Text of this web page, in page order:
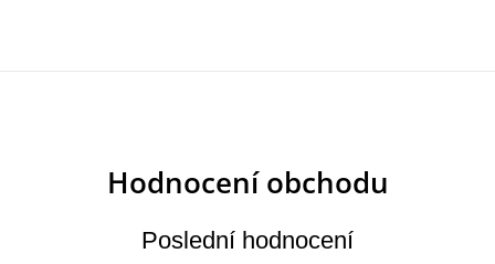
Poslední hodnocení